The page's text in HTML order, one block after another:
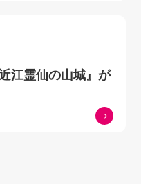
江霊仙の山城』が